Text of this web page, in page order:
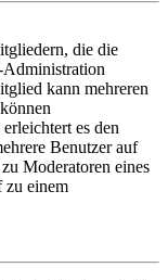
die die
kann mehreren
es den
Benutzer auf
Moderatoren eines
zu einem